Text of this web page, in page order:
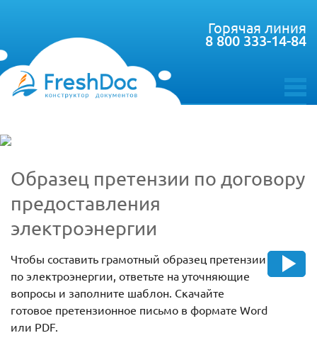
toggle
Горячая линия
8 800 333-14-84
Образец претензии по договору
предоставления
электроэнергии
Чтобы составить грамотный образец претензии
по электроэнергии, ответьте на уточняющие
вопросы и заполните шаблон. Скачайте
готовое претензионное письмо в формате Word
или PDF.